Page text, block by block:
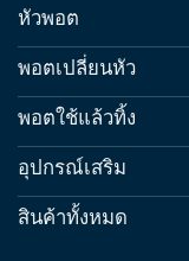
หัวพอต
พอตเปลี่ยนหัว
พอตใช้แล้วทิ้ง
อุปกรณ์เสริม
สินค้าทั้งหมด